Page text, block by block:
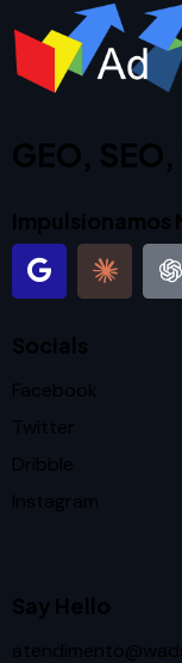
GEO,
Impulsionamos
Socials
Facebook
Twitter
Dribble
Instagram
Say Hello